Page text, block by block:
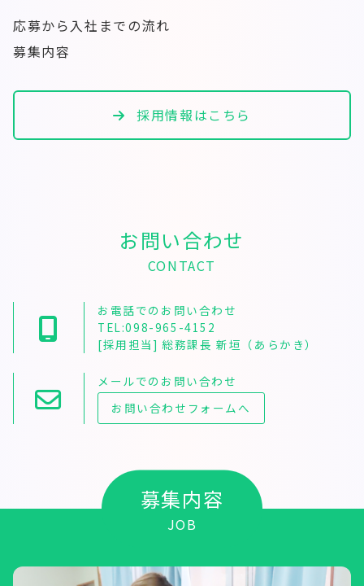
応募から入社までの流れ
募集内容
採用情報はこちら
お問い合わせ
CONTACT
お電話でのお問い合わせ
TEL:098-965-4152
[採用担当] 総務課長 新垣（あらかき）
メールでのお問い合わせ
お問い合わせフォームへ
募集内容
JOB